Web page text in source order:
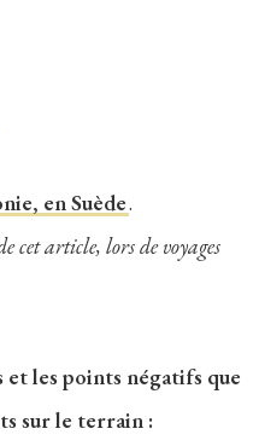
en Suède.
cet article, lors de voyages
les points négatifs que
sur le terrain :